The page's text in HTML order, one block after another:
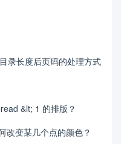
录长度后页码的处理方式
&lt; 1 的排版？
改变某几个点的颜色？